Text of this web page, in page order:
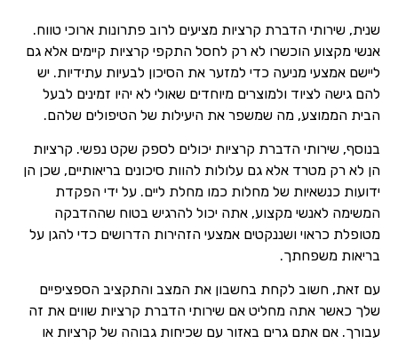
שנית, שירותי הדברת קרציות מציעים לרוב פתרונות ארוכי טווח.
אנשי מקצוע הוכשרו לא רק לחסל התקפי קרציות קיימים אלא גם
ליישם אמצעי מניעה כדי למזער את הסיכון לבעיות עתידיות. יש
להם גישה לציוד ולמוצרים מיוחדים שאולי לא יהיו זמינים לבעל
הבית הממוצע, מה שמשפר את היעילות של הטיפולים שלהם.
בנוסף, שירותי הדברת קרציות יכולים לספק שקט נפשי. קרציות
הן לא רק מטרד אלא גם עלולות להוות סיכונים בריאותיים, שכן הן
ידועות כנשאיות של מחלות כמו מחלת ליים. על ידי הפקדת
המשימה לאנשי מקצוע, אתה יכול להרגיש בטוח שההדבקה
מטופלת כראוי ושננקטים אמצעי הזהירות הדרושים כדי להגן על
בריאות משפחתך.
עם זאת, חשוב לקחת בחשבון את המצב והתקציב הספציפיים
שלך כאשר אתה מחליט אם שירותי הדברת קרציות שווים את זה
עבורך. אם אתם גרים באזור עם שכיחות גבוהה של קרציות או